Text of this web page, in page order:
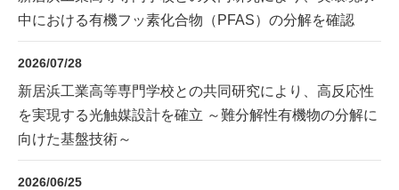
中における有機フッ素化合物（PFAS）の分解を確認
2026/07/28
新居浜工業高等専門学校との共同研究により、高反応性
を実現する光触媒設計を確立 ～難分解性有機物の分解に
向けた基盤技術～
2026/06/25